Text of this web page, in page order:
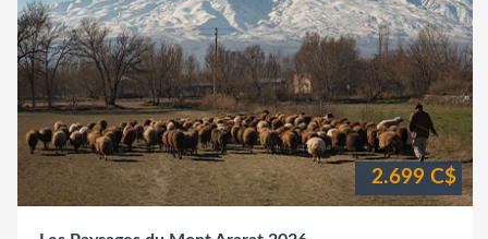
2.699 C$